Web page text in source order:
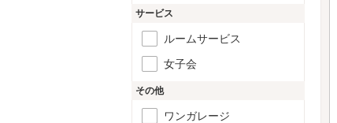
サービス
ルームサービス
女子会
その他
ワンガレージ